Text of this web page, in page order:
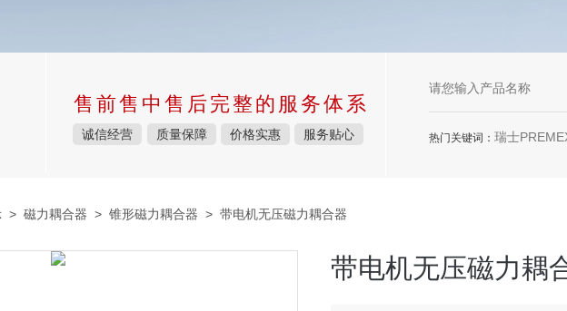
售前售中售后完整的服务体系
诚信经营 质量保障 价格实惠 服务贴心 热门关键词： 瑞士PREMEX反
> 磁力耦合器 > 锥形磁力耦合器 > 带电机无压磁力耦合器
带电机无压磁力耦